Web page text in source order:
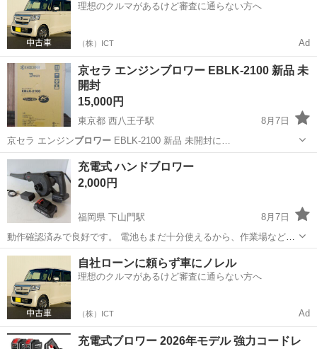
理想のクルマがあるけど審査に通らない方へ
（株）ICT Ad
京セラ エンジンブロワー EBLK-2100 新品 未
開封
15,000円
東京都 西八王子駅
8月7日
京セラ エンジンブロワーEBLK-2100 新品 未開封に…
東京 八王子市 西八王子駅
充電式 ハンドブロワー
2,000円
福岡県 下山門駅
8月7日
動作確認済みで良好です。 電池もまだ十分使えるから、作業場などの
清掃に活用出来ます。
福岡 福岡市 下山門駅 家電
自社ローンに頼らず車にノレル
理想のクルマがあるけど審査に通らない方へ
（株）ICT Ad
充電式ブロワー 2026年モデル 強力コードレ